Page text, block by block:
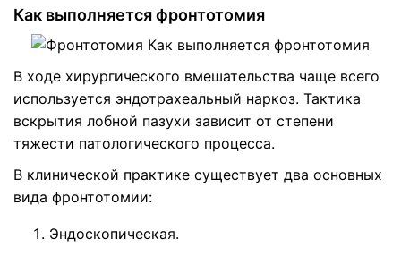
Как выполняется фронтотомия
В ходе хирургического вмешательства чаще всего
используется эндотрахеальный наркоз. Тактика
вскрытия лобной пазухи зависит от степени
тяжести патологического процесса.
В клинической практике существует два основных
вида фронтотомии:
Эндоскопическая.